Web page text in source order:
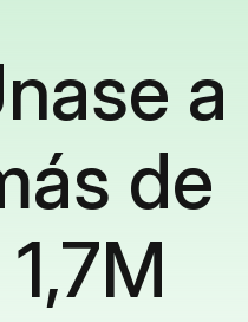
a
de
1,7M